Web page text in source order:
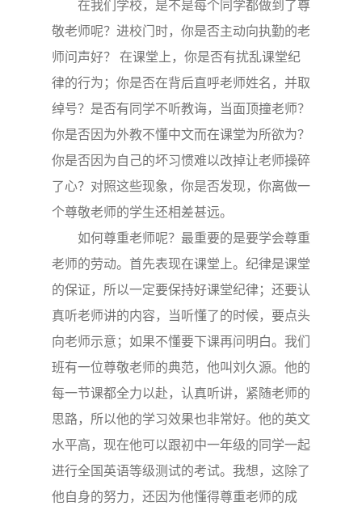
在我们学校，是不是每个同学都做到了尊
敬老师呢？进校门时，你是否主动向执勤的老
师问声好？ 在课堂上，你是否有扰乱课堂纪
律的行为；你是否在背后直呼老师姓名，并取
绰号？是否有同学不听教诲，当面顶撞老师？
你是否因为外教不懂中文而在课堂为所欲为？
你是否因为自己的坏习惯难以改掉让老师操碎
了心？对照这些现象，你是否发现，你离做一
个尊敬老师的学生还相差甚远。
如何尊重老师呢？最重要的是要学会尊重
老师的劳动。首先表现在课堂上。纪律是课堂
的保证，所以一定要保持好课堂纪律；还要认
真听老师讲的内容，当听懂了的时候，要点头
向老师示意；如果不懂要下课再问明白。我们
班有一位尊敬老师的典范，他叫刘久源。他的
每一节课都全力以赴，认真听讲，紧随老师的
思路，所以他的学习效果也非常好。他的英文
水平高，现在他可以跟初中一年级的同学一起
进行全国英语等级测试的考试。我想，这除了
他自身的努力，还因为他懂得尊重老师的成